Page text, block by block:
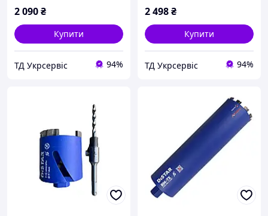
2 090₴
Купити
ТД Укрсервіс 94%
2 498₴
Купити
ТД Укрсервіс 94%